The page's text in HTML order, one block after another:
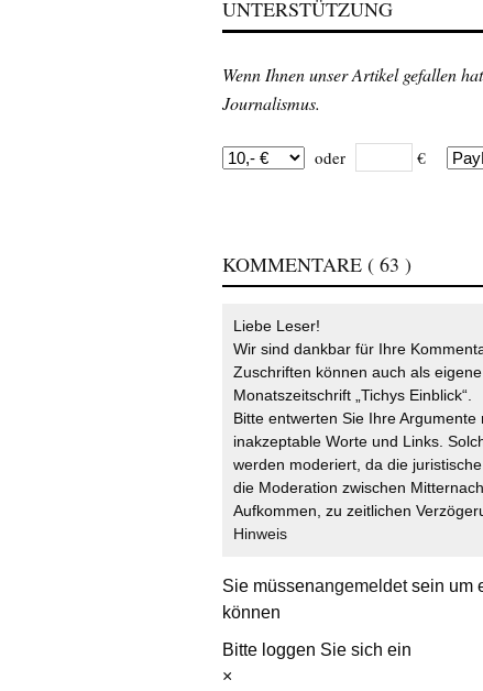
UNTERSTÜTZUNG
Wenn Ihnen unser Artikel gefallen
Journalismus.
oder €
KOMMENTARE ( 63 )
Liebe Leser!
Wir sind dankbar für Ihre
Zuschriften können auch als
Monatszeitschrift „Tichys Einblick“.
Bitte entwerten Sie Ihre
inakzeptable Worte und Links.
werden moderiert, da die
die Moderation zwischen
Aufkommen, zu zeitlichen
Hinweis
Sie müssenangemeldetsein um
können
Bitte loggen Sie sich ein
×